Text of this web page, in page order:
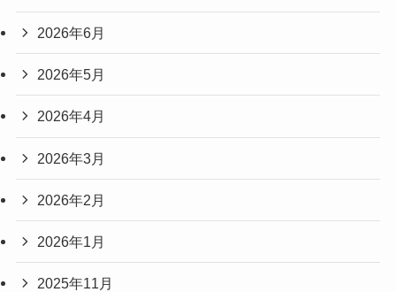
2026年6月
2026年5月
2026年4月
2026年3月
2026年2月
2026年1月
2025年11月